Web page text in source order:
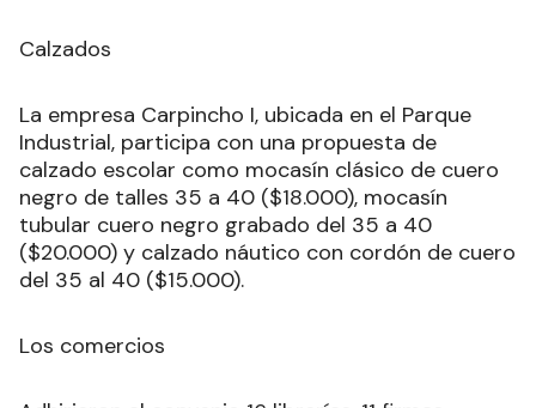
Calzados
La empresa Carpincho I, ubicada en el Parque
Industrial, participa con una propuesta de
calzado escolar como mocasín clásico de cuero
negro de talles 35 a 40 ($18.000), mocasín
tubular cuero negro grabado del 35 a 40
($20.000) y calzado náutico con cordón de cuero
del 35 al 40 ($15.000).
Los comercios